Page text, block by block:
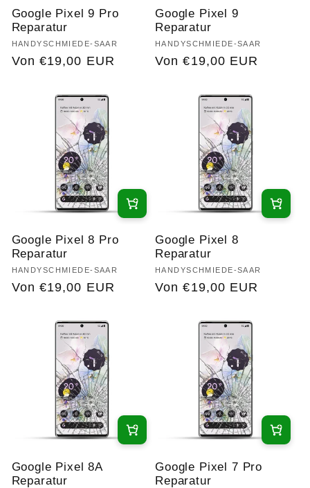
Google Pixel 9 Pro
Reparatur
Anbieter:
HANDYSCHMIEDE-SAAR
Normaler
Von €19,00 EUR
Google Pixel 9
Reparatur
Anbieter:
HANDYSCHMIEDE-SAAR
Normaler
Von €19,00 EUR
Google Pixel 8 Pro
Reparatur
Anbieter:
HANDYSCHMIEDE-SAAR
Normaler
Von €19,00 EUR
Google Pixel 8
Reparatur
Anbieter:
HANDYSCHMIEDE-SAAR
Normaler
Von €19,00 EUR
Google Pixel 8A
Reparatur
Google Pixel 7 Pro
Reparatur